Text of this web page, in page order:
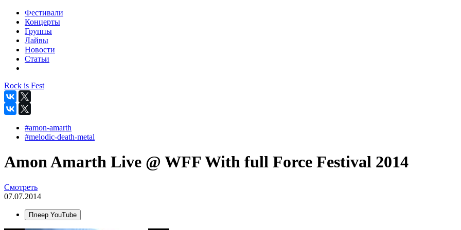
Фестивали
Концерты
Группы
Лайвы
Новости
Статьи
Rock is Fest
#amon-amarth
#melodic-death-metal
Amon Amarth Live @ WFF With full Force Festival 2014
Смотреть
07.07.2014
Плеер YouTube